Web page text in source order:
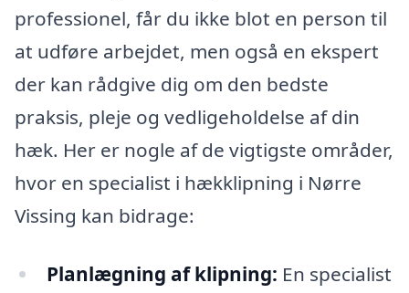
professionel, får du ikke blot en person til
at udføre arbejdet, men også en ekspert
der kan rådgive dig om den bedste
praksis, pleje og vedligeholdelse af din
hæk. Her er nogle af de vigtigste områder,
hvor en specialist i hækklipning i Nørre
Vissing kan bidrage:
Planlægning af klipning: En specialist